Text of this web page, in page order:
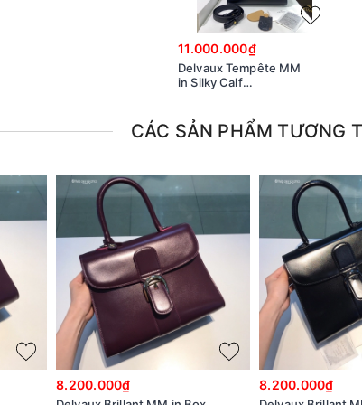
11.000.000₫
Delvaux Tempête MM
in Silky Calf
CÁC SẢN PHẨM TƯƠNG
8.200.000₫ 8.200.000₫